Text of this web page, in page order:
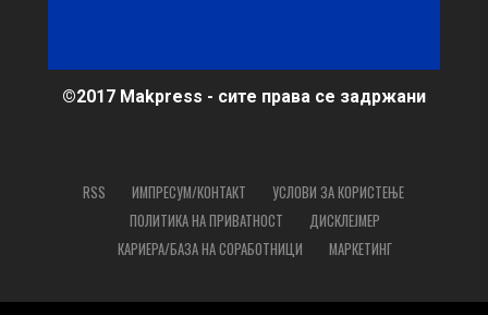
©2017 Makpress - сите права се задржани
RSS ИМПРЕСУМ/КОНТАКТ
УСЛОВИ ЗА КОРИСТЕЊЕ
ПОЛИТИКА НА ПРИВАТНОСТ
ДИСКЛЕЈМЕР
КАРИЕРА/БАЗА НА СОРАБОТНИЦИ
МАРКЕТИНГ